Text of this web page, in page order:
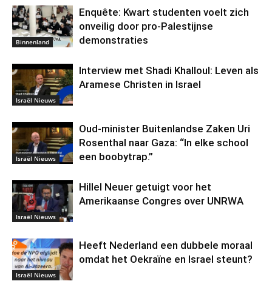
Binnenland
Enquête: Kwart studenten voelt zich
onveilig door pro-Palestijnse
demonstraties
Israël Nieuws
Interview met Shadi Khalloul: Leven als
Aramese Christen in Israel
Israël Nieuws
Oud-minister Buitenlandse Zaken Uri
Rosenthal naar Gaza: “In elke school
een boobytrap.”
Israël Nieuws
Hillel Neuer getuigt voor het
Amerikaanse Congres over UNRWA
Israël Nieuws
Heeft Nederland een dubbele moraal
omdat het Oekraïne en Israel steunt?